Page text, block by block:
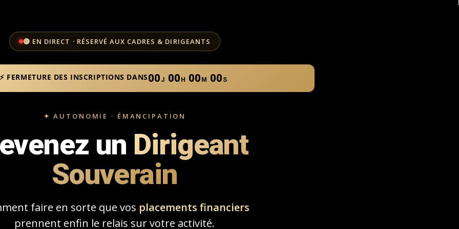
🔴 EN DIRECT · RÉSERVÉ AUX CADRES & DIRIGEANTS
⚡ FERMETURE DES INSCRIPTIONS DANS00 J 00 H 00 M 00 S
✦ AUTONOMIE · ÉMANCIPATION
un Dirigeant
Souverain
faire en sorte que vos placements financiers
prennent enfin le relais sur votre activité.